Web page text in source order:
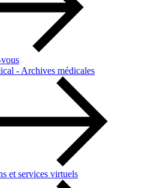
- Archives médicales
et services virtuels